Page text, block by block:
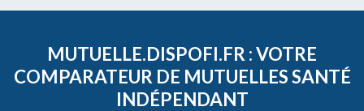
MUTUELLE.DISPOFI.FR : VOTRE
COMPARATEUR DE MUTUELLES SANTÉ
INDÉPENDANT